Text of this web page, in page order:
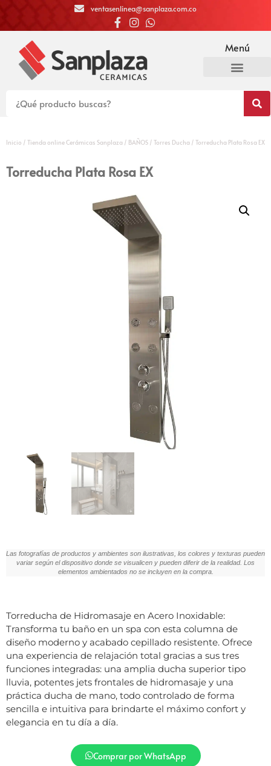
ventasenlinea@sanplaza.com.co
Menú
Inicio / Tienda online Cerámicas Sanplaza / BAÑOS / Torres Ducha / Torreducha Plata Rosa EX
Torreducha Plata Rosa EX
Las fotografías de productos y ambientes son ilustrativas, los colores y texturas pueden
variar según el dispositivo donde se visualicen y pueden diferir de la realidad. Los
elementos ambientados no se incluyen en la compra.
Torreducha de Hidromasaje en Acero Inoxidable:
Transforma tu baño en un spa con esta columna de
diseño moderno y acabado cepillado resistente. Ofrece
una experiencia de relajación total gracias a sus tres
funciones integradas: una amplia ducha superior tipo
lluvia, potentes jets frontales de hidromasaje y una
práctica ducha de mano, todo controlado de forma
sencilla e intuitiva para brindarte el máximo confort y
elegancia en tu día a día.
Comprar por WhatsApp